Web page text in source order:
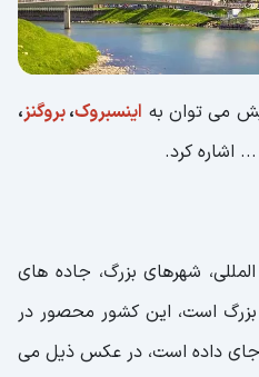
می توان به اینسبروک،بروگنز،
اشاره کرد.
شهرهای بزرگ، جاده های
بزرگ است، این کشور محصور در
جای داده است، در عکس ذیل می